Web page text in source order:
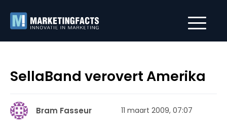
SellaBand verovert Amerika
Bram Fasseur 11 maart 2009, 07:07